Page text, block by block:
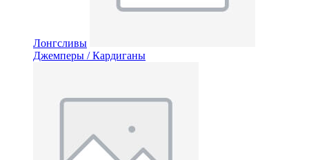
Лонгсливы
Джемперы / Кардиганы